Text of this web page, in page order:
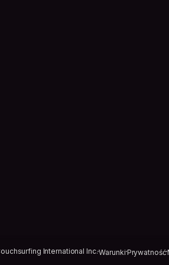
International Inc.WarunkiPrywatność